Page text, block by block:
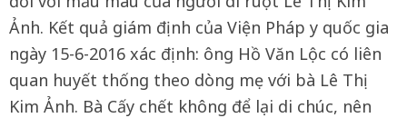
Ảnh. Kết quả giám định của Viện Pháp y quốc gia
ngày 15-6-2016 xác định: ông Hồ Văn Lộc có liên
quan huyết thống theo dòng mẹ với bà Lê Thị
Kim Ảnh. Bà Cấy chết không để lại di chúc, nên